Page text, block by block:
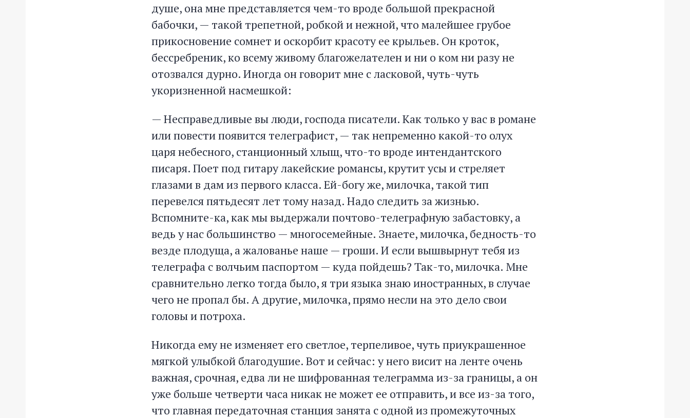
душе, она мне представляется чем-то вроде большой прекрасной
бабочки, — такой трепетной, робкой и нежной, что малейшее грубое
прикосновение сомнет и оскорбит красоту ее крыльев. Он кроток,
бессребреник, ко всему живому благожелателен и ни о ком ни разу не
отозвался дурно. Иногда он говорит мне с ласковой, чуть-чуть
укоризненной насмешкой:
— Несправедливые вы люди, господа писатели. Как только у вас в романе
или повести появится телеграфист, — так непременно какой-то олух
царя небесного, станционный хлыщ, что-то вроде интендантского
писаря. Поет под гитару лакейские романсы, крутит усы и стреляет
глазами в дам из первого класса. Ей-богу же, милочка, такой тип
перевелся пятьдесят лет тому назад. Надо следить за жизнью.
Вспомните-ка, как мы выдержали почтово-телеграфную забастовку, а
ведь у нас большинство — многосемейные. Знаете, милочка, бедность-то
везде плодуща, а жалованье наше — гроши. И если вышвырнут тебя из
телеграфа с волчьим паспортом — куда пойдешь? Так-то, милочка. Мне
сравнительно легко тогда было, я три языка знаю иностранных, в случае
чего не пропал бы. А другие, милочка, прямо несли на это дело свои
головы и потроха.
Никогда ему не изменяет его светлое, терпеливое, чуть приукрашенное
мягкой улыбкой благодушие. Вот и сейчас: у него висит на ленте очень
важная, срочная, едва ли не шифрованная телеграмма из-за границы, а он
уже больше четверти часа никак не может ее отправить, и все из-за того,
что главная передаточная станция занята с одной из промежуточных